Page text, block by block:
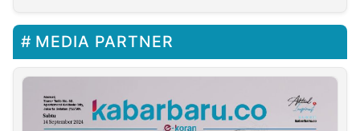
MEDIA PARTNER